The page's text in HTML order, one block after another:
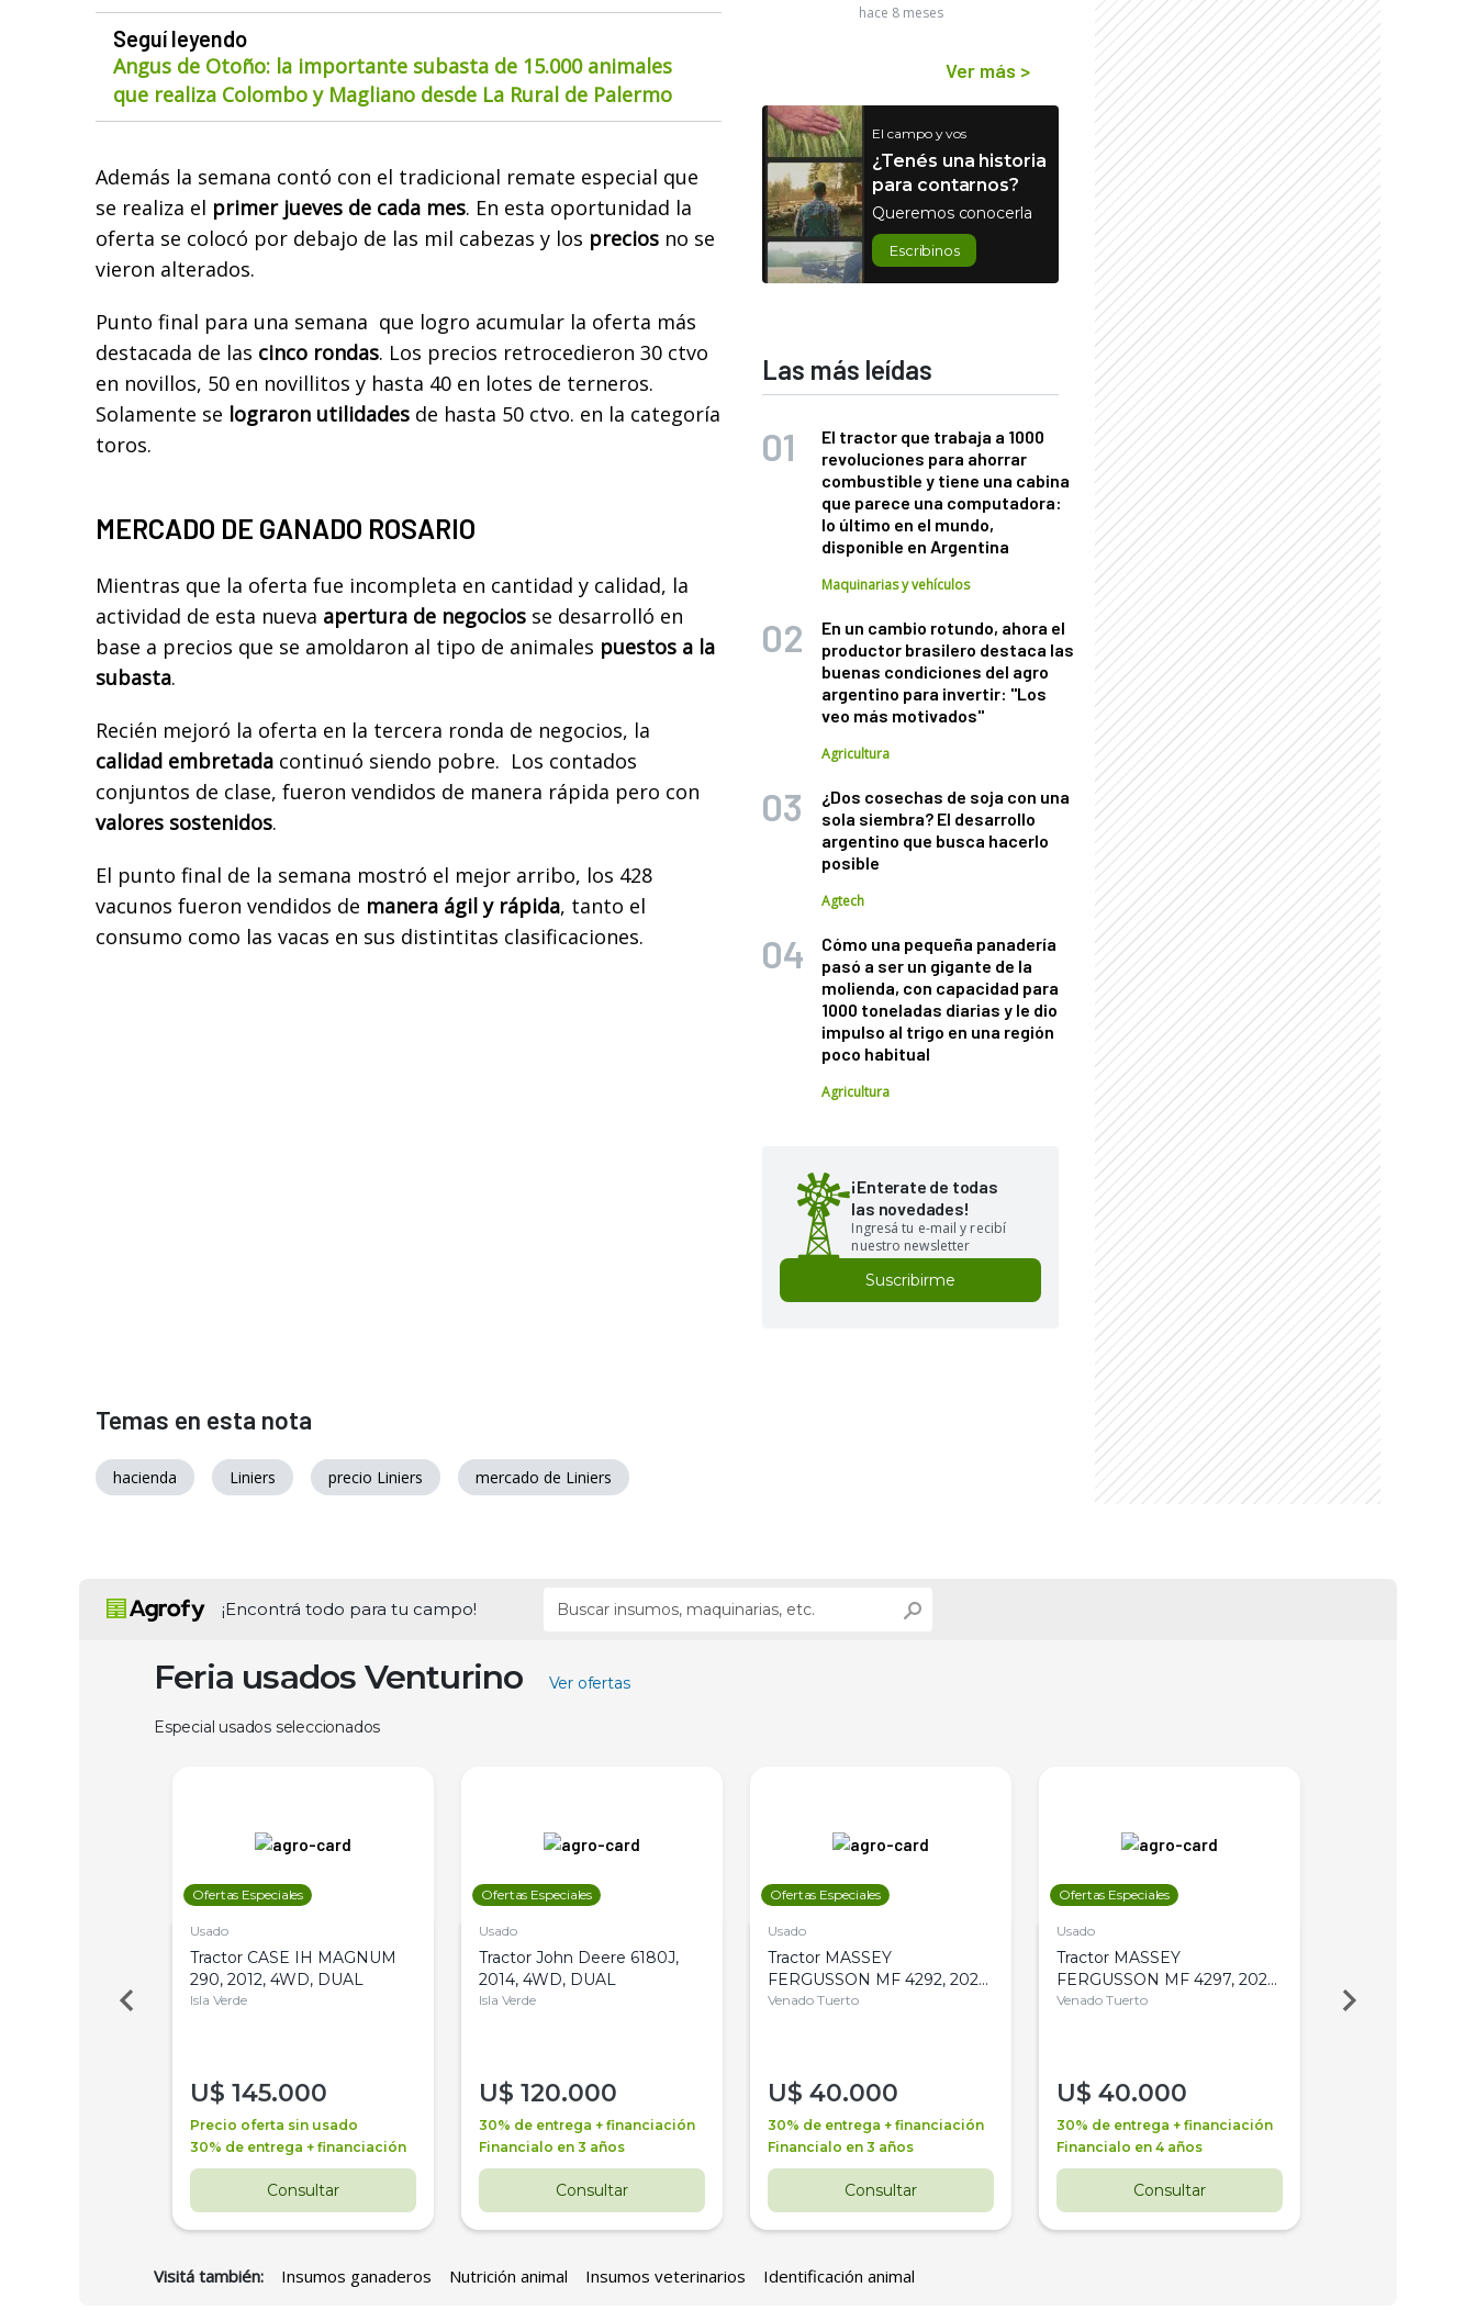
Seguí leyendo
Angus de Otoño: la importante subasta de 15.000 animales
que realiza Colombo y Magliano desde La Rural de Palermo
Además la semana contó con el tradicional remate especial que
se realiza el primer jueves de cada mes. En esta oportunidad la
oferta se colocó por debajo de las mil cabezas y los precios no se
vieron alterados.
Punto final para una semana que logro acumular la oferta más
destacada de las cinco rondas. Los precios retrocedieron 30 ctvo
en novillos, 50 en novillitos y hasta 40 en lotes de terneros.
Solamente se lograron utilidades de hasta 50 ctvo. en la categoría
toros.
MERCADO DE GANADO ROSARIO
Mientras que la oferta fue incompleta en cantidad y calidad, la
actividad de esta nueva apertura de negocios se desarrolló en
base a precios que se amoldaron al tipo de animales puestos a la
subasta.
Recién mejoró la oferta en la tercera ronda de negocios, la
calidad embretada continuó siendo pobre. Los contados
conjuntos de clase, fueron vendidos de manera rápida pero con
valores sostenidos.
El punto final de la semana mostró el mejor arribo, los 428
vacunos fueron vendidos de manera ágil y rápida, tanto el
consumo como las vacas en sus distintitas clasificaciones.
hace 8 meses
Ver más >
El campo y vos
¿Tenés una historia
para contarnos?
Queremos conocerla
Escribinos
Las más leídas
El tractor que trabaja a 1000
revoluciones para ahorrar
combustible y tiene una cabina
que parece una computadora:
lo último en el mundo,
disponible en Argentina
Maquinarias y vehículos
En un cambio rotundo, ahora el
productor brasilero destaca las
buenas condiciones del agro
argentino para invertir: "Los
veo más motivados"
Agricultura
¿Dos cosechas de soja con una
sola siembra? El desarrollo
argentino que busca hacerlo
posible
Agtech
Cómo una pequeña panadería
pasó a ser un gigante de la
molienda, con capacidad para
1000 toneladas diarias y le dio
impulso al trigo en una región
poco habitual
Agricultura
¡Enterate de todas
las novedades!
Ingresá tu e-mail y recibí
nuestro newsletter
Suscribirme
Temas en esta nota
hacienda Liniers precio Liniers mercado de Liniers
¡Encontrá todo para tu campo!
Feria usados Venturino Ver ofertas
Especial usados seleccionados
Ofertas Especiales
Usado
Tractor CASE IH MAGNUM
290, 2012, 4WD, DUAL
Isla Verde
U$ 145.000
Precio oferta sin usado
30% de entrega + financiación
Consultar
Ofertas Especiales
Usado
Tractor John Deere 6180J,
2014, 4WD, DUAL
Isla Verde
U$ 120.000
30% de entrega + financiación
Financialo en 3 años
Consultar
Ofertas Especiales
Usado
Tractor MASSEY
FERGUSSON MF 4292, 2020,
4WD, PATON
Venado Tuerto
U$ 40.000
30% de entrega + financiación
Financialo en 3 años
Consultar
Ofertas Especiales
Usado
Tractor MASSEY
FERGUSSON MF 4297, 2020,
4WD, PATON
Venado Tuerto
U$ 40.000
30% de entrega + financiación
Financialo en 4 años
Consultar
Venado Tuerto
Visitá también: Insumos ganaderos Nutrición animal Insumos veterinarios Identificación animal